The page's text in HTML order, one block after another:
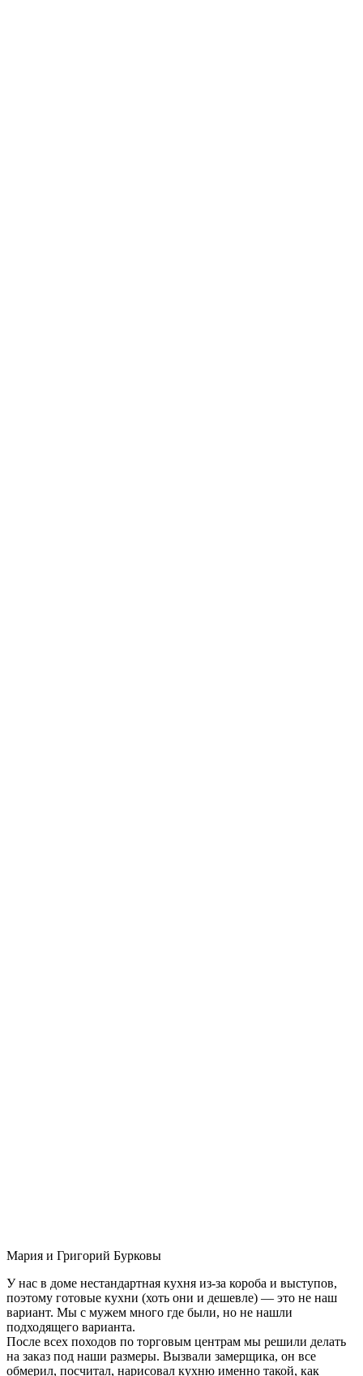
Мария и Григорий Бурковы
У нас в доме нестандартная кухня из-за короба и выступов,
поэтому готовые кухни (хоть они и дешевле) — это не наш
вариант. Мы с мужем много где были, но не нашли
подходящего варианта.
После всех походов по торговым центрам мы решили делать
на заказ под наши размеры. Вызвали замерщика, он все
обмерил, посчитал, нарисовал кухню именно такой, как